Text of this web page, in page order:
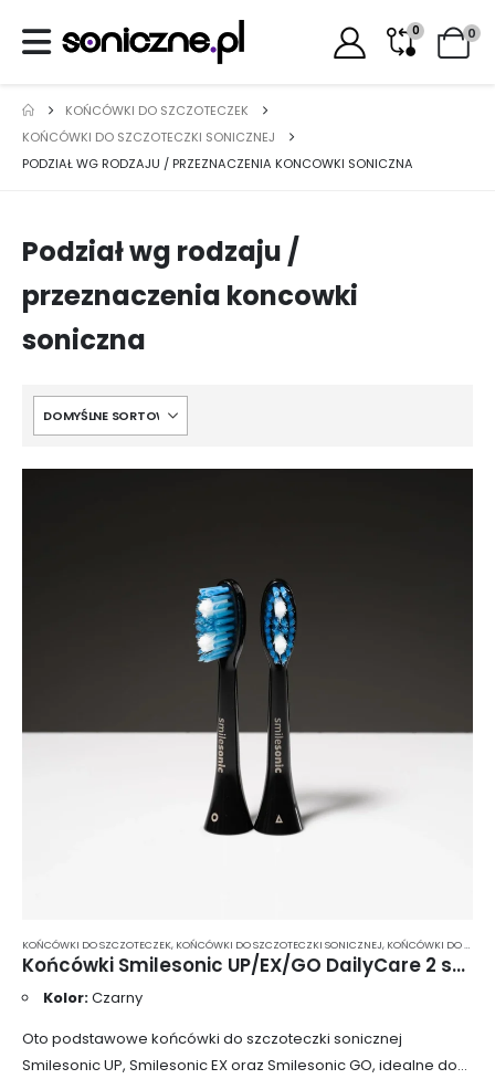
0 0
KOŃCÓWKI DO SZCZOTECZEK
KOŃCÓWKI DO SZCZOTECZKI SONICZNEJ
PODZIAŁ WG RODZAJU / PRZEZNACZENIA KONCOWKI SONICZNA
Podział wg rodzaju /
przeznaczenia koncowki
soniczna
KOŃCÓWKI DO SZCZOTECZEK, KOŃCÓWKI DO SZCZOTECZKI SONICZNEJ, KOŃCÓWKI DO SZCZOTECZKI SONICZNEJ SMILESONIC
Końcówki Smilesonic UP/EX/GO DailyCare 2 szt. – czarne
Kolor:Czarny
Oto podstawowe końcówki do szczoteczki sonicznej
Smilesonic UP, Smilesonic EX oraz Smilesonic GO, idealne do